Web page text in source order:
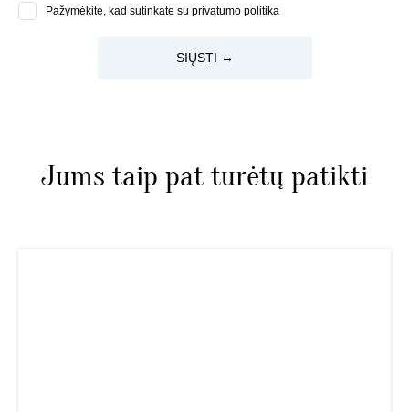
Pažymėkite, kad sutinkate su privatumo politika
SIŲSTI →
Jums taip pat turėtų patikti